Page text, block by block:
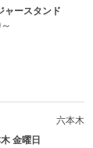
ャースタンド
六本木
金曜日